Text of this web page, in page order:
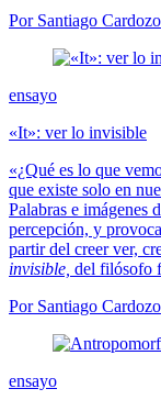
Por Santiago Cardozo
ensayo
«It»: ver lo invisible
«¿Qué es lo que
que existe solo en
Palabras e imágenes
percepción, y
partir del creer ver,
invisible, del filósofo
Por Santiago Cardozo
ensayo